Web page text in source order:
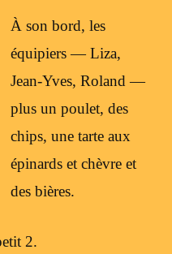
À son bord, les
équipiers — Liza,
Jean-Yves, Roland —
plus un poulet, des
chips, une tarte aux
épinards et chèvre et
des bières.
2.